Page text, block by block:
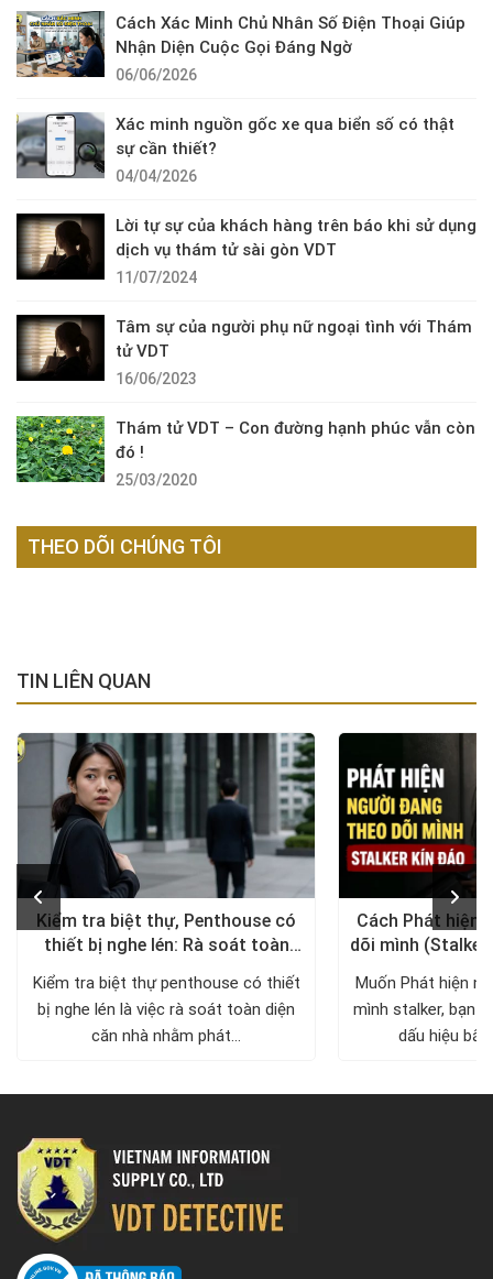
Cách Xác Minh Chủ Nhân Số Điện Thoại Giúp
Nhận Diện Cuộc Gọi Đáng Ngờ
06/06/2026
Xác minh nguồn gốc xe qua biển số có thật
sự cần thiết?
04/04/2026
Lời tự sự của khách hàng trên báo khi sử dụng
dịch vụ thám tử sài gòn VDT
11/07/2024
Tâm sự của người phụ nữ ngoại tình với Thám
tử VDT
16/06/2023
Thám tử VDT – Con đường hạnh phúc vẫn còn
đó !
25/03/2020
THEO DÕI CHÚNG TÔI
TIN LIÊN QUAN
Kiểm tra biệt thự, Penthouse có
thiết bị nghe lén: Rà soát toàn
diện, trả lại không gian riêng tư
Kiểm tra biệt thự penthouse có thiết
bị nghe lén là việc rà soát toàn diện
căn nhà nhằm phát...
Cách Phát hiện
dõi mình
Muốn Phát hiện
mình stalker, bạn
dấu hiệu bất